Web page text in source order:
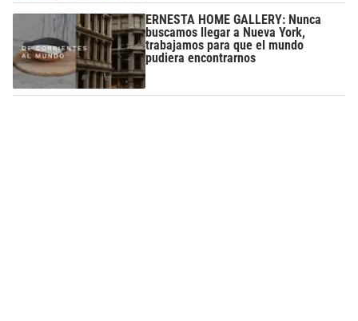
ERNESTA HOME GALLERY: Nunca
buscamos llegar a Nueva York,
trabajamos para que el mundo
pudiera encontrarnos